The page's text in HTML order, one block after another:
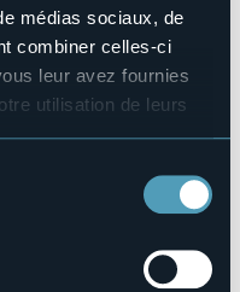
médias sociaux, de
combiner celles-ci
leur avez fournies
utilisation de leurs
cliquez ici